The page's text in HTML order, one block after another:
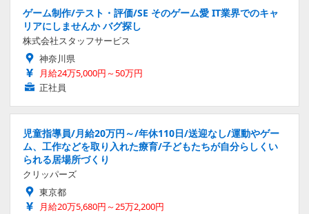
ゲーム制作/テスト・評価/SE そのゲーム愛 IT業界でのキャ
リアにしませんか バグ探し
株式会社スタッフサービス
神奈川県
月給24万5,000円～50万円
正社員
児童指導員/月給20万円～/年休110日/送迎なし/運動やゲー
ム、工作などを取り入れた療育/子どもたちが自分らしくい
られる居場所づくり
クリッパーズ
東京都
月給20万5,680円～25万2,200円